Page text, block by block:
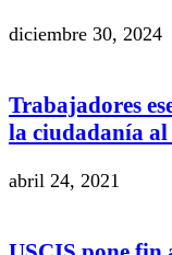
diciembre 30, 2024
Trabajadores
la ciudadanía al
abril 24, 2021